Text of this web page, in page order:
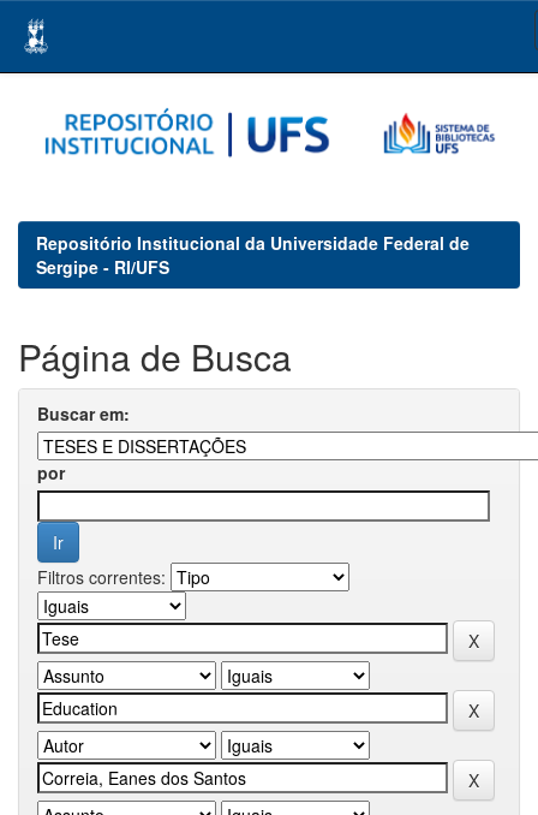
navigation
Repositório Institucional da Universidade Federal de
Sergipe - RI/UFS
Página de Busca
Buscar em:
por
Filtros correntes: